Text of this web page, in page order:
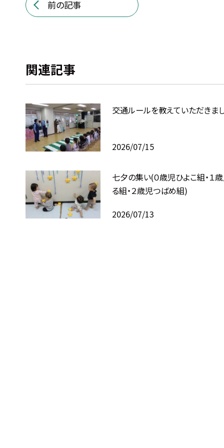
前の記事
関連記事
交通ルールを教えていただきま
2026/07/15
七夕の集い(０歳児ひよこ組・１
る組・２歳児つばめ組)
2026/07/13